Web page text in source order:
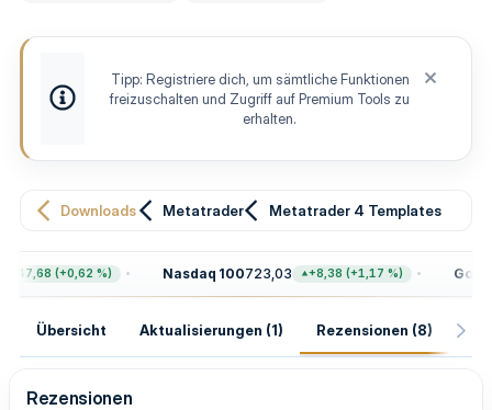
r
t
e
n
w
r
t
e
Tipp: Registriere dich, um sämtliche Funktionen
freizuschalten und Zugriff auf Premium Tools zu
erhalten.
Downloads Metatrader Metatrader 4 Templates
+47,68 (+0,62 %) Nasdaq 100723,03 +8,38 (+1,17 %) Gold
Übersicht Aktualisierungen (1) Rezensionen (8)
Rezensionen